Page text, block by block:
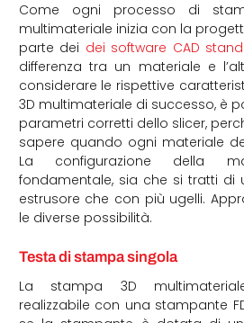
Come ogni processo di
multimateriale inizia con la
parte dei dei software CAD
differenza tra un materiale e
considerare le rispettive
3D multimateriale di successo, è
parametri corretti dello slicer,
sapere quando ogni materiale
La configurazione della
fondamentale, sia che si tratti di
estrusore che con più ugelli.
le diverse possibilità.
Testa di stampa singola
La stampa 3D
realizzabile con una stampante